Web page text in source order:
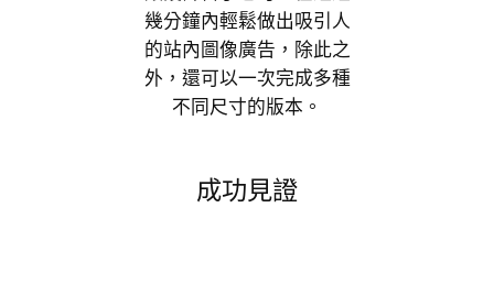
幾分鐘內輕鬆做出吸引人
的站內圖像廣告，除此之
外，還可以一次完成多種
不同尺寸的版本。
成功見證